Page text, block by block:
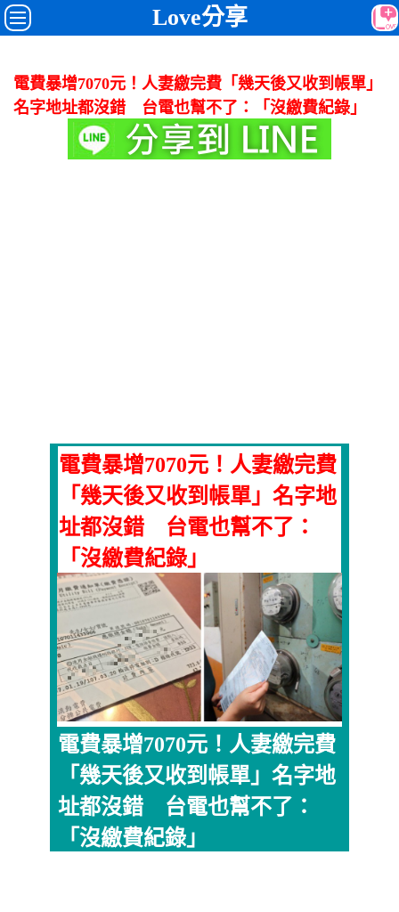
Love分享
電費暴增7070元！人妻繳完費「幾天後又收到帳單」
名字地址都沒錯 台電也幫不了：「沒繳費紀錄」
電費暴增7070元！人妻繳完費
「幾天後又收到帳單」名字地
址都沒錯 台電也幫不了：
「沒繳費紀錄」
電費暴增7070元！人妻繳完費
「幾天後又收到帳單」名字地
址都沒錯 台電也幫不了：
「沒繳費紀錄」